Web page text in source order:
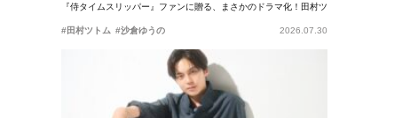
『侍タイムスリッパー』ファンに贈る、まさかのドラマ化！田村ツトム×沙倉ゆうのが語
#田村ツトム #沙倉ゆうの 2026.07.30